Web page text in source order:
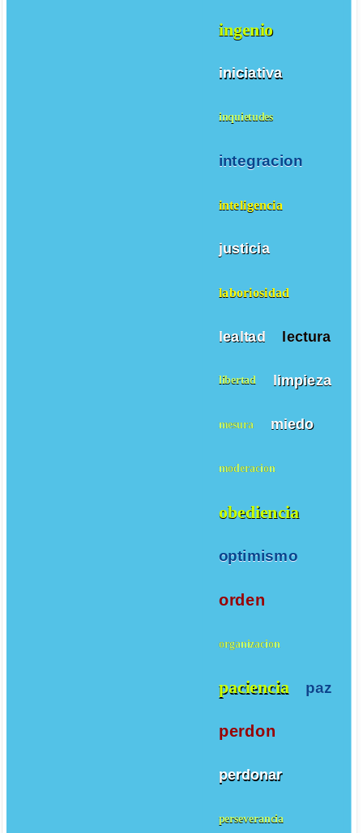
ingenio
iniciativa
inquietudes
integracion
inteligencia
justicia
laboriosidad
lealtad lectura
libertad limpieza
mesura miedo
moderacion
obediencia
optimismo
orden
organizacion
paciencia paz
perdon
perdonar
perseverancia